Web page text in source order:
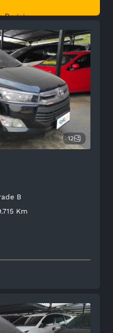
12
B
Km